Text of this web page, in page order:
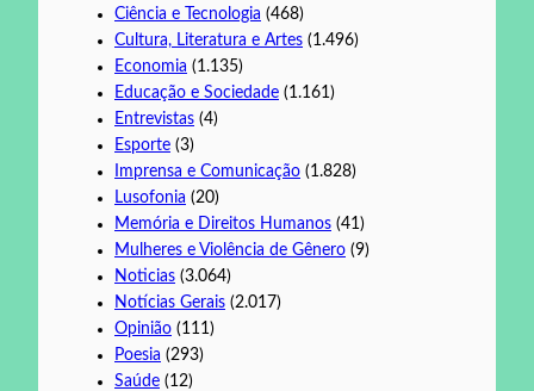
Ciência e Tecnologia (468)
Cultura, Literatura e Artes (1.496)
Economia (1.135)
Educação e Sociedade (1.161)
Entrevistas (4)
Esporte (3)
Imprensa e Comunicação (1.828)
Lusofonia (20)
Memória e Direitos Humanos (41)
Mulheres e Violência de Gênero (9)
Noticias (3.064)
Notícias Gerais (2.017)
Opinião (111)
Poesia (293)
Saúde (12)